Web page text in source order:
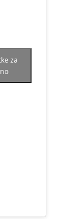
za